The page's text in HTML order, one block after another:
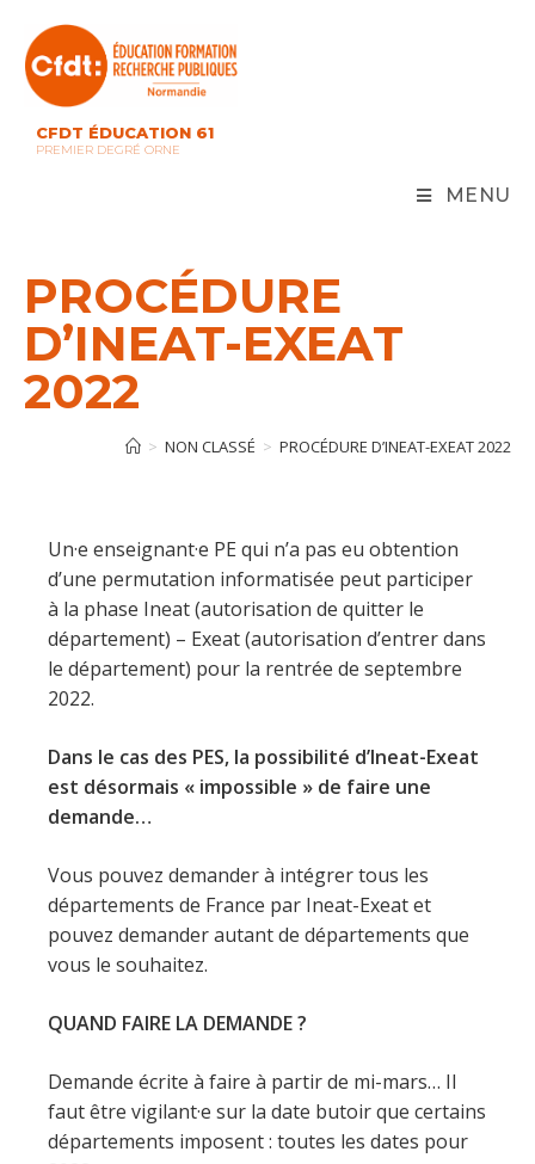
content
CFDT ÉDUCATION 61
PREMIER DEGRÉ ORNE
MENU
PROCÉDURE
D’INEAT-EXEAT
2022
> NON CLASSÉ > PROCÉDURE D’INEAT-EXEAT 2022
Un·e enseignant·e PE qui n’a pas eu obtention
d’une permutation informatisée peut participer
à la phase Ineat (autorisation de quitter le
département) – Exeat (autorisation d’entrer dans
le département) pour la rentrée de septembre
2022.
Dans le cas des PES, la possibilité d’Ineat-Exeat
est désormais « impossible » de faire une
demande…
Vous pouvez demander à intégrer tous les
départements de France par Ineat-Exeat et
pouvez demander autant de départements que
vous le souhaitez.
QUAND FAIRE LA DEMANDE ?
Demande écrite à faire à partir de mi-mars… Il
faut être vigilant·e sur la date butoir que certains
départements imposent : toutes les dates pour